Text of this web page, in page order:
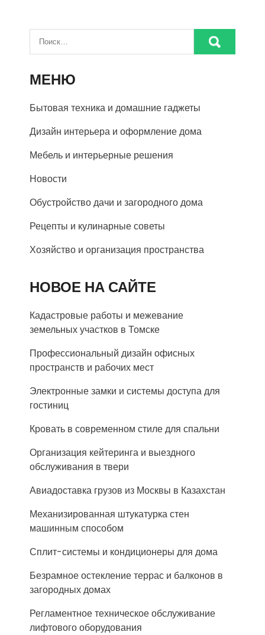
МЕНЮ
Бытовая техника и домашние гаджеты
Дизайн интерьера и оформление дома
Мебель и интерьерные решения
Новости
Обустройство дачи и загородного дома
Рецепты и кулинарные советы
Хозяйство и организация пространства
НОВОЕ НА САЙТЕ
Кадастровые работы и межевание
земельных участков в Томске
Профессиональный дизайн офисных
пространств и рабочих мест
Электронные замки и системы доступа для
гостиниц
Кровать в современном стиле для спальни
Организация кейтеринга и выездного
обслуживания в твери
Авиадоставка грузов из Москвы в Казахстан
Механизированная штукатурка стен
машинным способом
Сплит-системы и кондиционеры для дома
Безрамное остекление террас и балконов в
загородных домах
Регламентное техническое обслуживание
лифтового оборудования